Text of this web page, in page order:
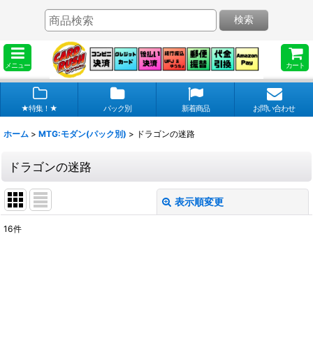
メニュー カート
検索
★特集！★ パック別 新着商品 お問い合わせ
ホーム > MTG:モダン(パック別) > ドラゴンの迷路
ドラゴンの迷路
表示順変更
16件